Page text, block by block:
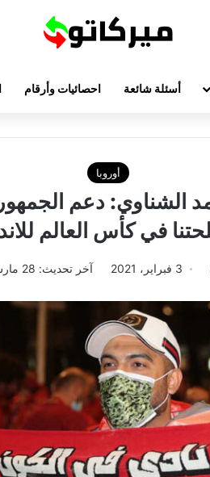
أسئلة شائعة احصائيات وأرقام
أوروبا
الشناوي: دعم
في كأس العالم
3 فبراير، 2021 آخر تحديث: 28 مارس، 2026